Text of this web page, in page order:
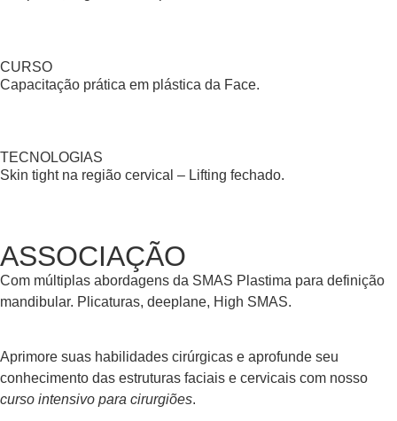
CURSO
Capacitação prática em plástica da Face.
TECNOLOGIAS
Skin tight na região cervical – Lifting fechado.
ASSOCIAÇÃO
Com múltiplas abordagens da SMAS Plastima para definição
mandibular. Plicaturas, deeplane, High SMAS.
Aprimore suas habilidades cirúrgicas e aprofunde seu
conhecimento das estruturas faciais e cervicais com nosso
curso intensivo para cirurgiões.